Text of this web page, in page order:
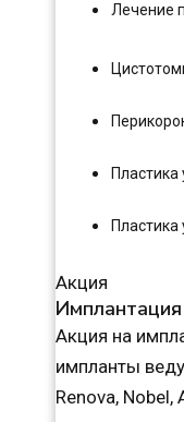
Лечение
Пластика
Пластика
Акция
Акция на
импланты
Renova, Nobel,